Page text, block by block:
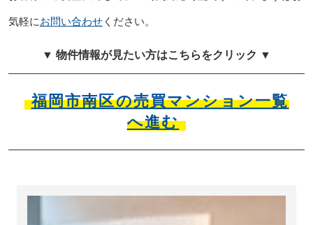
気軽にお問い合わせください。
▼ 物件情報が見たい方はこちらをクリック ▼
福岡市南区の売買マンション一覧
へ進む